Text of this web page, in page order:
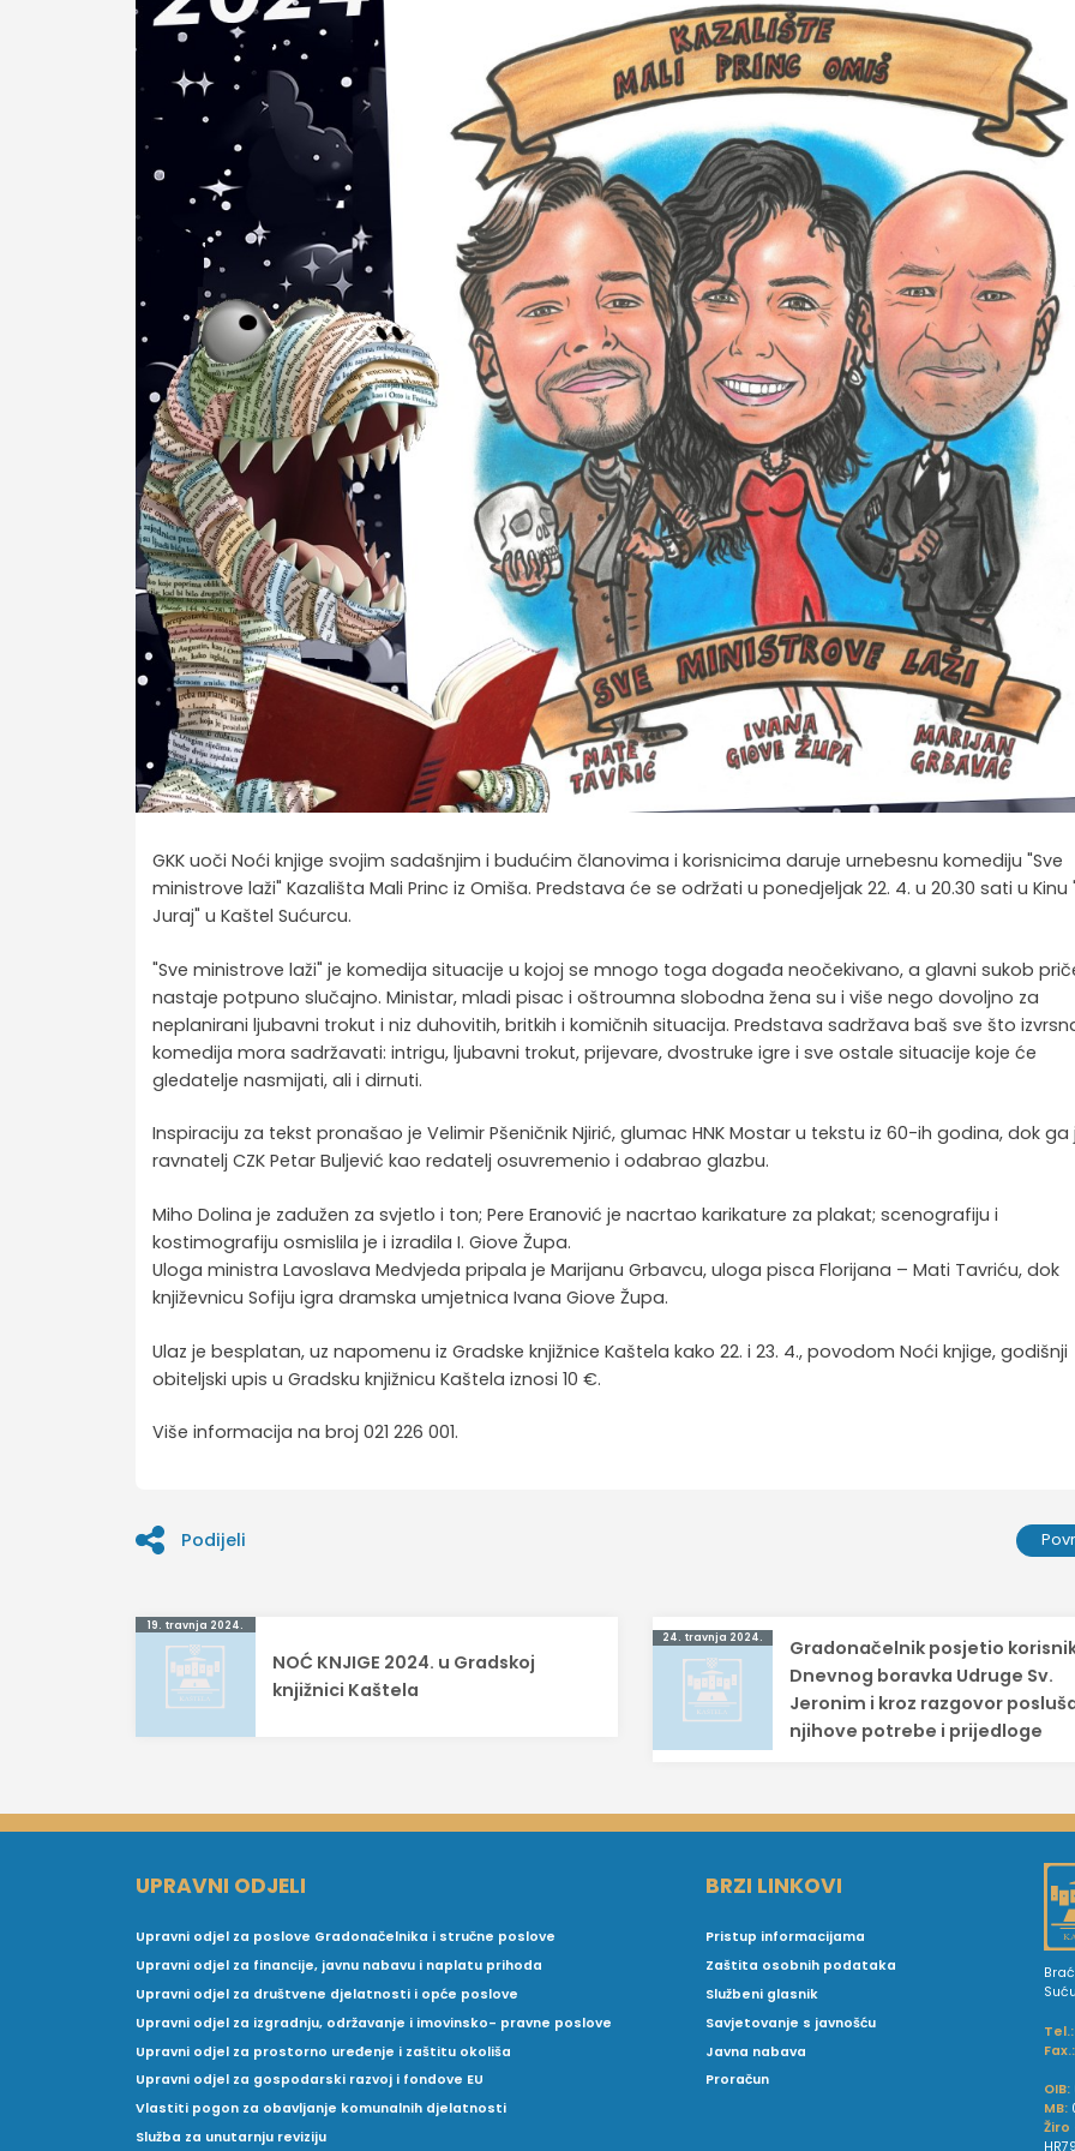
GKK uoči Noći knjige svojim sadašnjim i budućim članovima i korisnicima daruje urnebesnu komediju "Sve
ministrove laži" Kazališta Mali Princ iz Omiša. Predstava će se održati u ponedjeljak 22. 4. u 20.30 sati u Kinu
Juraj" u Kaštel Sućurcu.
"Sve ministrove laži" je komedija situacije u kojoj se mnogo toga događa neočekivano, a glavni sukob
nastaje potpuno slučajno. Ministar, mladi pisac i oštroumna slobodna žena su i više nego dovoljno za
neplanirani ljubavni trokut i niz duhovitih, britkih i komičnih situacija. Predstava sadržava baš sve što
komedija mora sadržavati: intrigu, ljubavni trokut, prijevare, dvostruke igre i sve ostale situacije koje će
gledatelje nasmijati, ali i dirnuti.
Inspiraciju za tekst pronašao je Velimir Pšeničnik Njirić, glumac HNK Mostar u tekstu iz 60-ih godina, dok ga
ravnatelj CZK Petar Buljević kao redatelj osuvremenio i odabrao glazbu.
Miho Dolina je zadužen za svjetlo i ton; Pere Eranović je nacrtao karikature za plakat; scenografiju i
kostimografiju osmislila je i izradila I. Giove Župa.
Uloga ministra Lavoslava Medvjeda pripala je Marijanu Grbavcu, uloga pisca Florijana – Mati Tavriću, dok
književnicu Sofiju igra dramska umjetnica Ivana Giove Župa.
Ulaz je besplatan, uz napomenu iz Gradske knjižnice Kaštela kako 22. i 23. 4., povodom Noći knjige, godišnji
obiteljski upis u Gradsku knjižnicu Kaštela iznosi 10 €.
Više informacija na broj 021 226 001.
Podijeli
Navigacija
objava
19. travnja 2024.
NOĆ KNJIGE 2024. u Gradskoj
knjižnici Kaštela
24. travnja 2024.
Gradonačelnik posjetio
Dnevnog boravka Udruge Sv.
Jeronim i kroz razgovor
njihove potrebe i prijedloge
UPRAVNI ODJELI
Upravni odjel za poslove Gradonačelnika i stručne poslove
Upravni odjel za financije, javnu nabavu i naplatu prihoda
Upravni odjel za društvene djelatnosti i opće poslove
Upravni odjel za izgradnju, održavanje i imovinsko- pravne poslove
Upravni odjel za prostorno uređenje i zaštitu okoliša
Upravni odjel za gospodarski razvoj i fondove EU
Vlastiti pogon za obavljanje komunalnih djelatnosti
Služba za unutarnju reviziju
BRZI LINKOVI
Pristup informacijama
Zaštita osobnih podataka
Službeni glasnik
Savjetovanje s javnošću
Javna nabava
Proračun
Tel.:
Fax.:
OIB:
MB:
Žiro